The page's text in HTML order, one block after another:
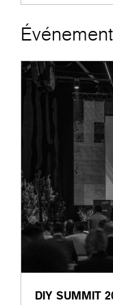
DIY SUMMIT